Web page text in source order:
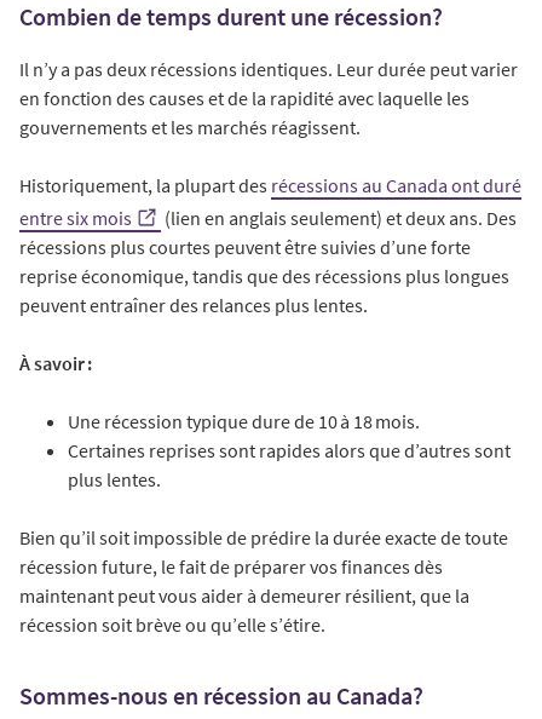
Combien de temps durent une récession?
Il n’y a pas deux récessions identiques. Leur durée peut varier
en fonction des causes et de la rapidité avec laquelle les
gouvernements et les marchés réagissent.
Historiquement, la plupart des récessions au Canada ont duré
entre six mois
(lien en anglais seulement) et deux ans. Des
récessions plus courtes peuvent être suivies d’une forte
reprise économique, tandis que des récessions plus longues
peuvent entraîner des relances plus lentes.
À savoir :
Une récession typique dure de 10 à 18 mois.
Certaines reprises sont rapides alors que d’autres sont
plus lentes.
Bien qu’il soit impossible de prédire la durée exacte de toute
récession future, le fait de préparer vos finances dès
maintenant peut vous aider à demeurer résilient, que la
récession soit brève ou qu’elle s’étire.
Sommes-nous en récession au Canada?